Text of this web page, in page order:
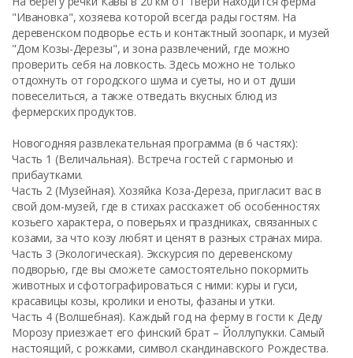
"Ивановка", хозяева которой всегда рады гостям. На
деревенском подворье есть и контактный зоопарк, и музей
"Дом Козы-Дерезы", и зона развлечений, где можно
проверить себя на ловкость. Здесь можно не только
отдохнуть от городского шума и суеты, но и от души
повеселиться, а также отведать вкусных блюд из
фермерских продуктов.
Новогодняя развлекательная программа (в 6 частях):
Часть 1 (Величальная). Встреча гостей с гармонью и
прибаутками.
Часть 2 (Музейная). Хозяйка Коза-Дереза, пригласит вас в
свой дом-музей, где в стихах расскажет об особенностях
козьего характера, о поверьях и праздниках, связанных с
козами, за что козу любят и ценят в разных странах мира.
Часть 3 (Экологическая). Экскурсия по деревенскому
подворью, где вы сможете самостоятельно покормить
животных и сфотографироваться с ними: куры и гуси,
красавицы козы, кролики и еноты, фазаны и утки.
Часть 4 (Волшебная). Каждый год на ферму в гости к Деду
Морозу приезжает его финский брат – Йоллупукки. Самый
настоящий, с рожками, символ скандинавского Рождества.